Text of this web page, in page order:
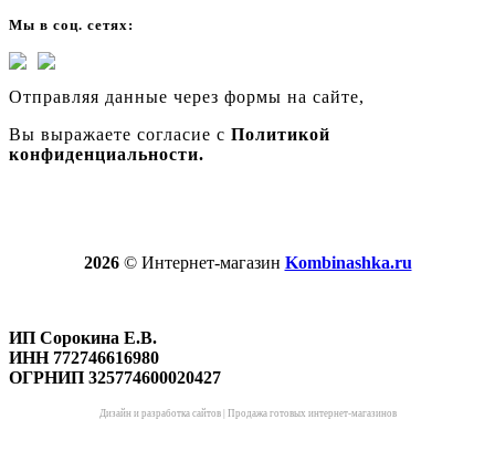
Мы в соц. сетях:
Отправляя данные через формы на сайте,
Вы выражаете согласие с Политикой
конфиденциальности.
2026© Интернет-магазин Kombinashka.ru
ИП Сорокина Е.В.
ИНН 772746616980
ОГРНИП 325774600020427
Дизайн и разработка сайтов| Продажа готовых интернет-магазинов